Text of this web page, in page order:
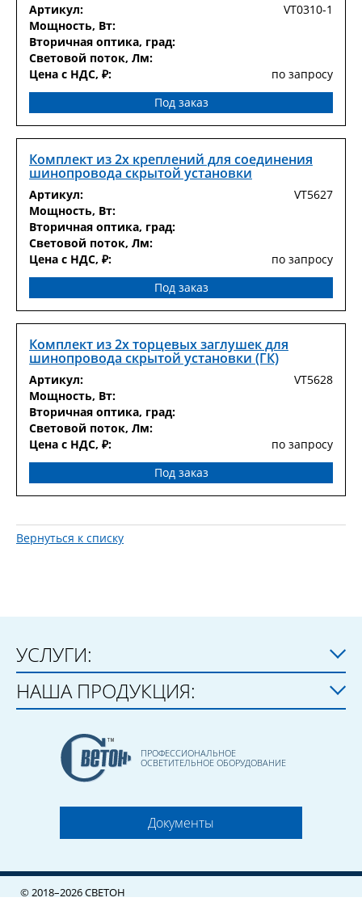
Артикул:
VT0310-1
Мощность, Вт:
Вторичная оптика, град:
Световой поток, Лм:
Цена с НДС, ₽:
по запросу
Под заказ
Комплект из 2х креплений для соединения
шинопровода скрытой установки
Артикул:
VT5627
Мощность, Вт:
Вторичная оптика, град:
Световой поток, Лм:
Цена с НДС, ₽:
по запросу
Под заказ
Комплект из 2х торцевых заглушек для
шинопровода скрытой установки (ГК)
Артикул:
VT5628
Мощность, Вт:
Вторичная оптика, град:
Световой поток, Лм:
Цена с НДС, ₽:
по запросу
Под заказ
Вернуться к списку
УСЛУГИ:
НАША ПРОДУКЦИЯ:
ПРОФЕССИОНАЛЬНОЕ
ОСВЕТИТЕЛЬНОЕ ОБОРУДОВАНИЕ
Документы
© 2018–2026 СВЕТОН